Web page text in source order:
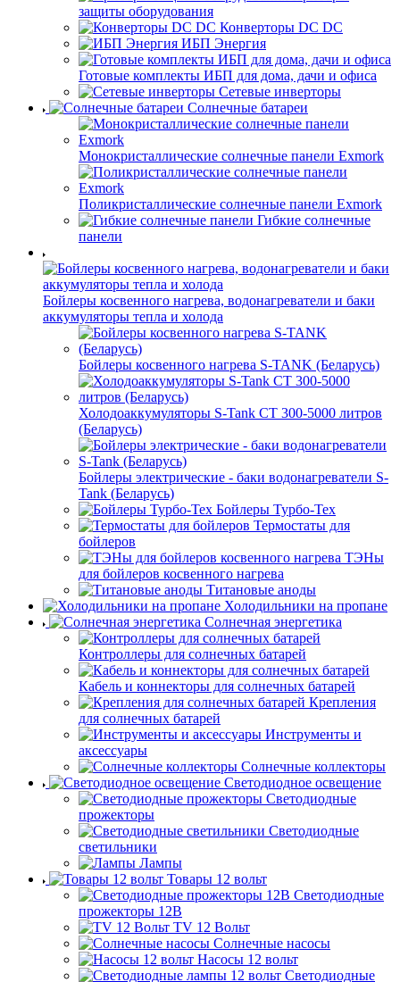
защиты оборудования
Конверторы DC DC
ИБП Энергия
Готовые комплекты ИБП для дома, дачи и офиса
Сетевые инверторы
Солнечные батареи
Монокристаллические солнечные панели Exmork
Поликристаллические солнечные панели Exmork
Гибкие солнечные
панели
Бойлеры косвенного нагрева, водонагреватели и баки
аккумуляторы тепла и холода
Бойлеры косвенного нагрева S-TANK (Беларусь)
Холодоаккумуляторы S-Tank СТ 300-5000 литров
(Беларусь)
Бойлеры электрические - баки водонагреватели S-
Tank (Беларусь)
Бойлеры Турбо-Тех
Термостаты для
бойлеров
ТЭНы
для бойлеров косвенного нагрева
Титановые аноды
Холодильники на пропане
Солнечная энергетика
Контроллеры для солнечных батарей
Кабель и коннекторы для солнечных батарей
Крепления
для солнечных батарей
Инструменты и
аксессуары
Солнечные коллекторы
Светодиодное освещение
Светодиодные
прожекторы
Светодиодные
светильники
Лампы
Товары 12 вольт
Светодиодные
прожекторы 12В
TV 12 Вольт
Солнечные насосы
Насосы 12 вольт
Светодиодные